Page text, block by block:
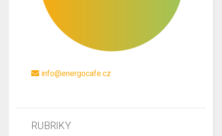
info@energocafe.cz
RUBRIKY